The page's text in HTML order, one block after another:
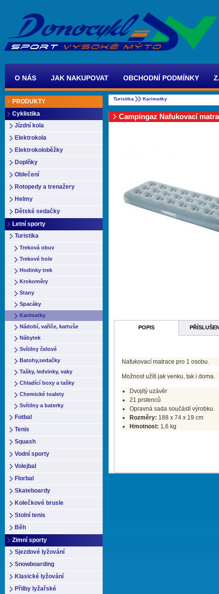
O NÁS JAK NAKUPOVAT OBCHODNÍ PODMÍNKY
PRODUKTY
Cyklistika
Jízdní kola
Elektrokola
Elektrokoloběžky
Doplňky
Oblečení
Rotopedy a trenažery
Helmy
Dětské sedačky
Letní sporty
Turistika
Treková obuv
Trekové hole
Hodinky trek
Krokoměry
Stany
Spacáky
Karimatky
Nádobí, vařiče, kartuše
Nábytek
Svítilny čelové
Batohy,sedačky
Tašky, ledvinky, vaky
Chladící boxy a tašky
Chemické toalety
Svítilny a baterky
Fotbal
Tenis
Squash
Vodní sporty
Volejbal
Florbal
Skateboardy
Kolečkové brusle
Stolní tenis
Běh
Zimní sporty
Sjezdové lyžování
Snowboarding
Klasické lyžování
Přilby lyžařské
Turistika Karimatky
Campingaz Nafukovací
POPIS
Nafukovací matrace pro 1 osobu.
Možnost užítí jak venku, tak i doma.
Dvojitý uzávěr
21 prstenců
Opravná sada součástí výrobku.
Rozměry: 188 x 74 x 19 cm
Hmotnost: 1,6 kg